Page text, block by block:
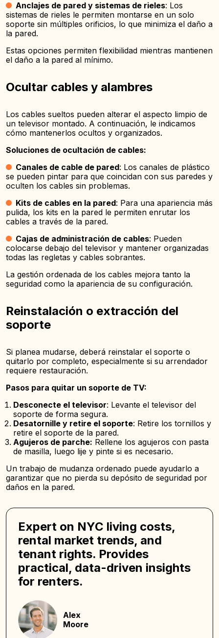
Anclajes de pared y sistemas de rieles: Los
sistemas de rieles le permiten montarse en un solo
soporte sin múltiples orificios, lo que minimiza el daño a
la pared.
Estas opciones permiten flexibilidad mientras mantienen
el daño a la pared al mínimo.
Ocultar cables y alambres
Los cables sueltos pueden alterar el aspecto limpio de
un televisor montado. A continuación, le indicamos
cómo mantenerlos ocultos y organizados.
Soluciones de ocultación de cables:
Canales de cable de pared: Los canales de plástico
se pueden pintar para que coincidan con sus paredes y
oculten los cables sin problemas.
Kits de cables en la pared: Para una apariencia más
pulida, los kits en la pared le permiten enrutar los
cables a través de la pared.
Cajas de administración de cables: Pueden
colocarse debajo del televisor y mantener organizadas
todas las regletas y cables sobrantes.
La gestión ordenada de los cables mejora tanto la
seguridad como la apariencia de su configuración.
Reinstalación o extracción del
soporte
Si planea mudarse, deberá reinstalar el soporte o
quitarlo por completo, especialmente si su arrendador
requiere restauración.
Pasos para quitar un soporte de TV:
Desconecte el televisor: Levante el televisor del
soporte de forma segura.
Desatornille y retire el soporte: Retire los tornillos y
retire el soporte de la pared.
Agujeros de parche: Rellene los agujeros con pasta
de masilla, luego lije y pinte si es necesario.
Un trabajo de mudanza ordenado puede ayudarlo a
garantizar que no pierda su depósito de seguridad por
daños en la pared.
Expert on NYC living costs,
rental market trends, and
tenant rights. Provides
practical, data-driven insights
for renters.
Alex
Moore